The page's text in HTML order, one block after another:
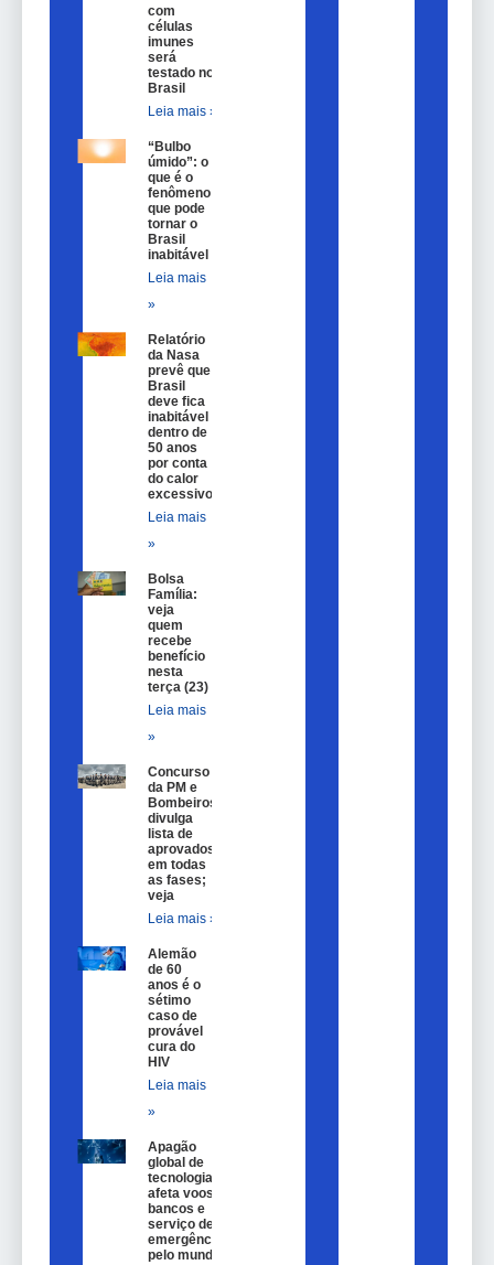
com
células
imunes
será
testado no
Brasil
Leia mais »
“Bulbo
úmido”: o
que é o
fenômeno
que pode
tornar o
Brasil
inabitável
Leia mais
»
Relatório
da Nasa
prevê que
Brasil
deve fica
inabitável
dentro de
50 anos
por conta
do calor
excessivo
Leia mais
»
Bolsa
Família:
veja
quem
recebe
benefício
nesta
terça (23)
Leia mais
»
Concurso
da PM e
Bombeiros
divulga
lista de
aprovados
em todas
as fases;
veja
Leia mais »
Alemão
de 60
anos é o
sétimo
caso de
provável
cura do
HIV
Leia mais
»
Apagão
global de
tecnologia
afeta voos,
bancos e
serviço de
emergência
pelo mundo